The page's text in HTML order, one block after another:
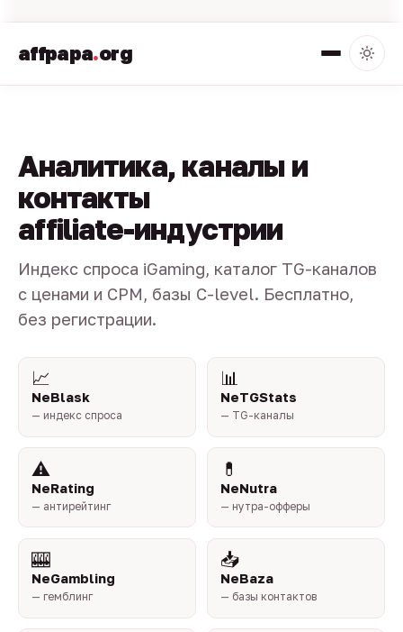
affpapa.org
Аналитика, каналы и
контакты
affiliate-индустрии
Индекс спроса iGaming, каталог TG-каналов
с ценами и CPM, базы C-level. Бесплатно,
без регистрации.
📈
NeBlask
— индекс спроса
📊
NeTGStats
— TG-каналы
⚠️
NeRating
— антирейтинг
💊
NeNutra
— нутра-офферы
🎰
NeGambling
— гемблинг
📥
NeBaza
— базы контактов